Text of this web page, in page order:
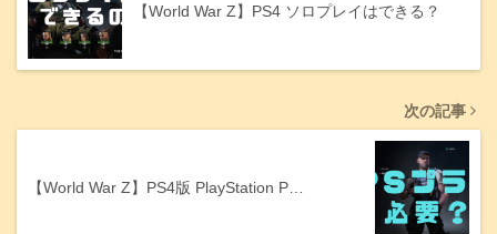
【World War Z】PS4 ソロプレイはできる？
次の記事
【World War Z】PS4版 PlayStation P…